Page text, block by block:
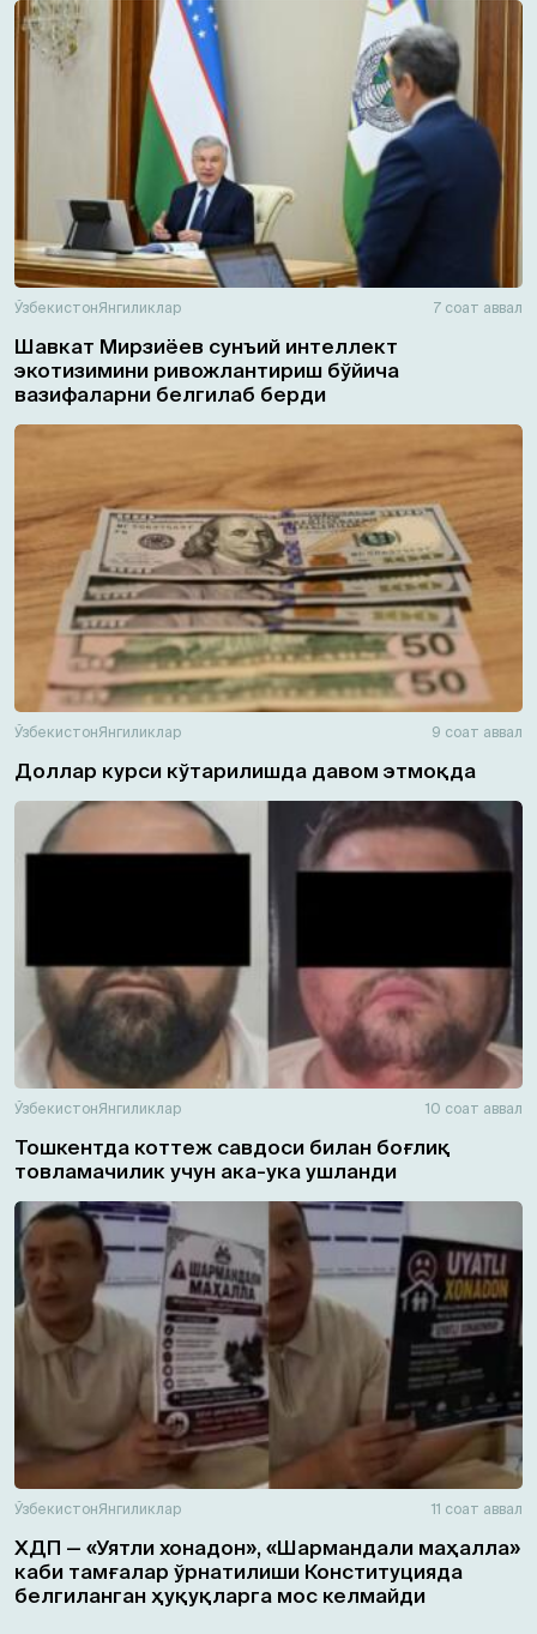
ЎзбекистонЯнгиликлар 7 соат аввал
Шавкат Мирзиёев сунъий интеллект
экотизимини ривожлантириш бўйича
вазифаларни белгилаб берди
ЎзбекистонЯнгиликлар 9 соат аввал
Доллар курси кўтарилишда давом этмоқда
ЎзбекистонЯнгиликлар 10 соат аввал
Тошкентда коттеж савдоси билан боғлиқ
товламачилик учун ака-ука ушланди
ЎзбекистонЯнгиликлар 11 соат аввал
ХДП — «Уятли хонадон», «Шармандали маҳалла»
каби тамғалар ўрнатилиши Конституцияда
белгиланган ҳуқуқларга мос келмайди